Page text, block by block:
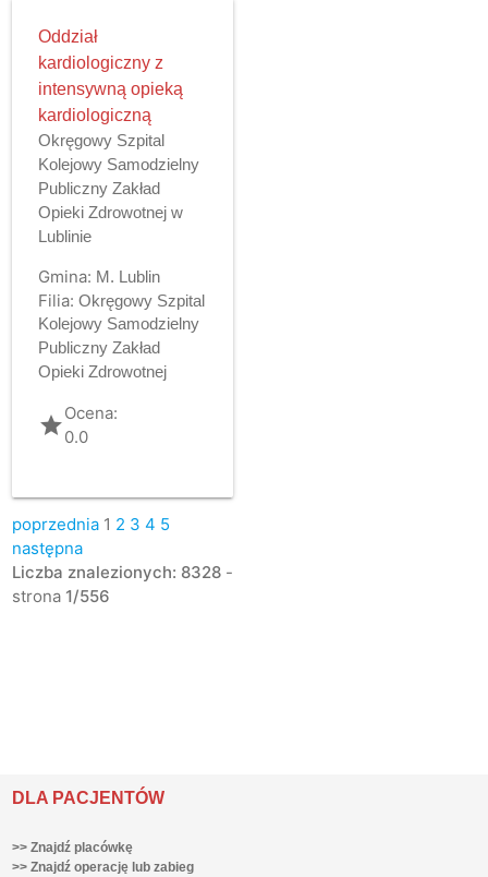
Oddział
kardiologiczny z
intensywną opieką
kardiologiczną
Okręgowy Szpital
Kolejowy Samodzielny
Publiczny Zakład
Opieki Zdrowotnej w
Lublinie
Gmina: M. Lublin
Filia: Okręgowy Szpital
Kolejowy Samodzielny
Publiczny Zakład
Opieki Zdrowotnej
gradeOcena:
0.0
poprzednia 1 2 3 4 5
następna
Liczba znalezionych: 8328-
strona 1/556
DLA PACJENTÓW
>> Znajdź placówkę
>> Znajdź operację lub zabieg